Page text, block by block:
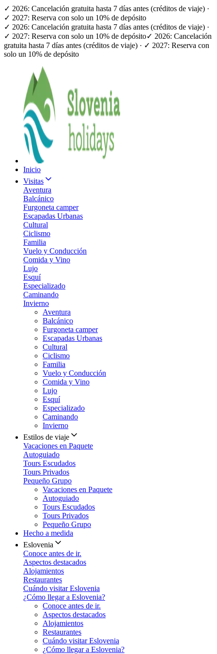
✓ 2026: Cancelación gratuita hasta 7 días antes (créditos de viaje) ·
✓ 2027: Reserva con solo un 10% de depósito
✓ 2026: Cancelación gratuita hasta 7 días antes (créditos de viaje) ·
✓ 2027: Reserva con solo un 10% de depósito✓ 2026: Cancelación
gratuita hasta 7 días antes (créditos de viaje) · ✓ 2027: Reserva con
solo un 10% de depósito
Inicio
Visitas
Aventura
Balcánico
Furgoneta camper
Escapadas Urbanas
Cultural
Ciclismo
Familia
Vuelo y Conducción
Comida y Vino
Lujo
Esquí
Especializado
Caminando
Invierno
Aventura
Balcánico
Furgoneta camper
Escapadas Urbanas
Cultural
Ciclismo
Familia
Vuelo y Conducción
Comida y Vino
Lujo
Esquí
Especializado
Caminando
Invierno
Estilos de viaje
Vacaciones en Paquete
Autoguiado
Tours Escudados
Tours Privados
Pequeño Grupo
Vacaciones en Paquete
Autoguiado
Tours Escudados
Tours Privados
Pequeño Grupo
Hecho a medida
Eslovenia
Conoce antes de ir.
Aspectos destacados
Alojamientos
Restaurantes
Cuándo visitar Eslovenia
¿Cómo llegar a Eslovenia?
Conoce antes de ir.
Aspectos destacados
Alojamientos
Restaurantes
Cuándo visitar Eslovenia
¿Cómo llegar a Eslovenia?